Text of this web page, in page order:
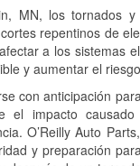
MN, los tornados
repentinos de
a los sistemas
y aumentar el
con anticipación
el impacto
O’Reilly Auto
y preparación